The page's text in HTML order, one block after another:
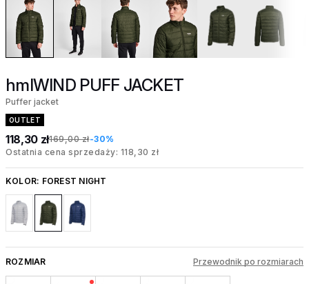
hmlWIND PUFF JACKET
Puffer jacket
OUTLET
118,30 zł169,00 zł-30%
Ostatnia cena sprzedaży: 118,30 zł
KOLOR: FOREST NIGHT
ROZMIAR Przewodnik po rozmiarach